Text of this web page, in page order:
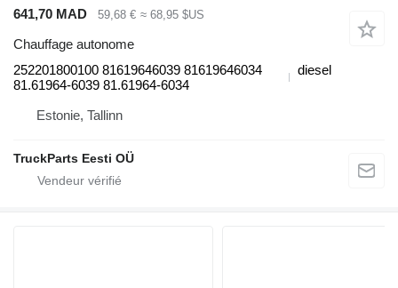
641,70 MAD 59,68 € ≈ 68,95 $US
Chauffage autonome
252201800100 81619646039 81619646034
81.61964-6039 81.61964-6034
diesel
Estonie, Tallinn
TruckParts Eesti OÜ